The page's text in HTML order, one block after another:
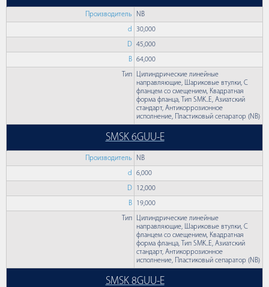
Производитель NB
d 30,000
D 45,000
B 64,000
Тип
Цилиндрические линейные
направляющие, Шариковые втулки, С
фланцем со смещением, Квадратная
форма фланца, Тип SMK..E, Азиатский
стандарт, Антикоррозионное
исполнение, Пластиковый сепаратор (NB)
SMSK 6GUU-E
Производитель NB
d 6,000
D 12,000
B 19,000
Тип
Цилиндрические линейные
направляющие, Шариковые втулки, С
фланцем со смещением, Квадратная
форма фланца, Тип SMK..E, Азиатский
стандарт, Антикоррозионное
исполнение, Пластиковый сепаратор (NB)
SMSK 8GUU-E